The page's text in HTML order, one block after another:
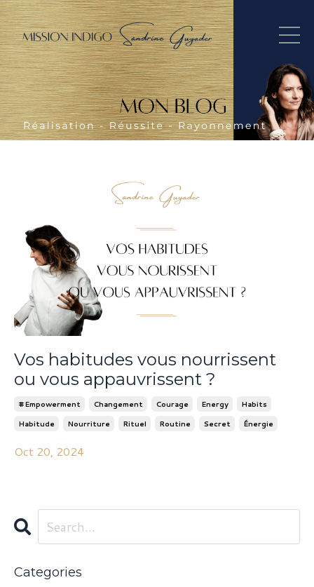
Vos habitudes vous nourrissent
ou vous appauvrissent ?
#empowerment Changement Courage Energy
Habits
Habitude
Nourriture Rituel Routine Secret Énergie
Oct 20, 2024
Categories